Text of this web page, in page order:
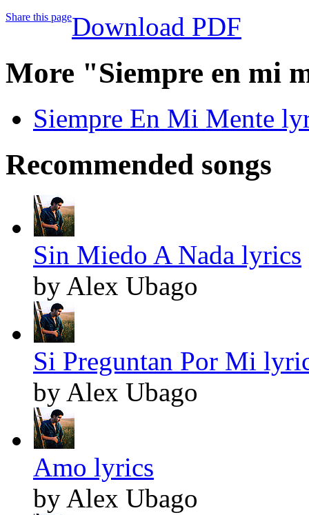
Share this pageDownload PDF
More "Siempre en mi
Siempre En Mi Mente
Recommended songs
Sin Miedo A Nada lyrics
by Alex Ubago
Si Preguntan Por Mi
by Alex Ubago
Amo lyrics
by Alex Ubago